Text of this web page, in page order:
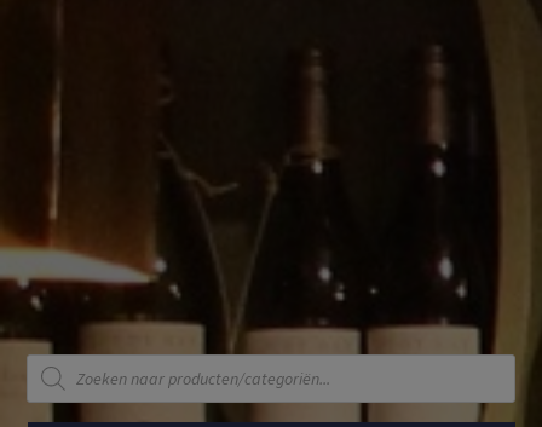
Producten
zoeken